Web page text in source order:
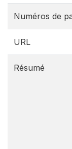
Numéros de
URL
Résumé